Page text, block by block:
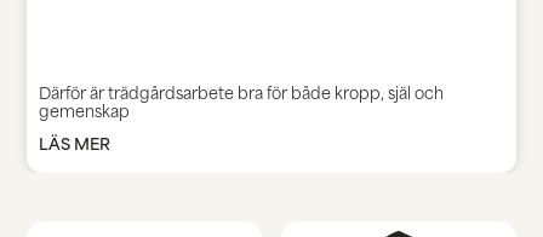
Därför är trädgårdsarbete bra för både kropp, själ och
gemenskap
LÄS MER